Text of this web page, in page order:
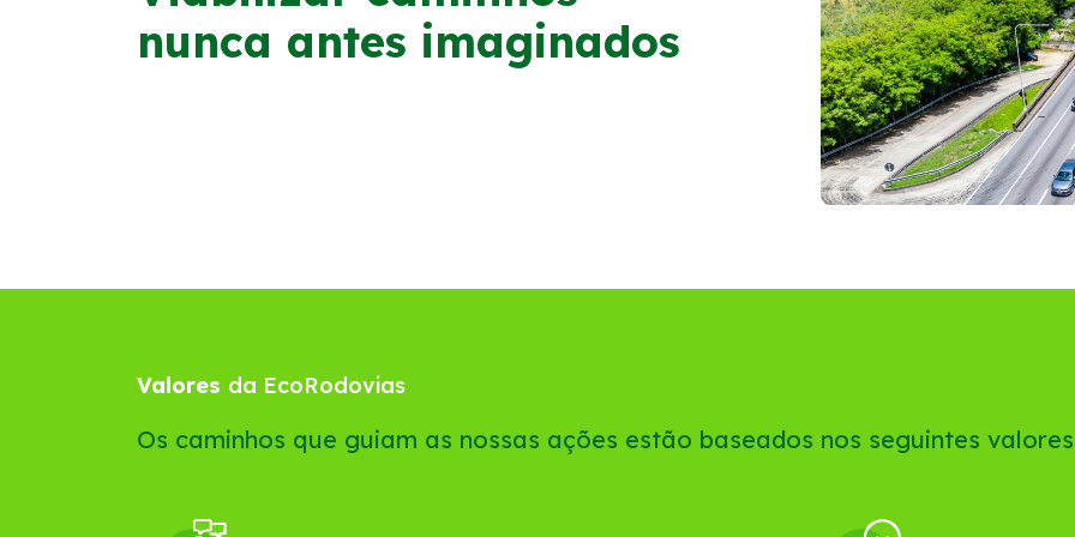
nunca antes imaginados
Valores da EcoRodovias
Os caminhos que guiam as nossas ações estão baseados nos seguintes